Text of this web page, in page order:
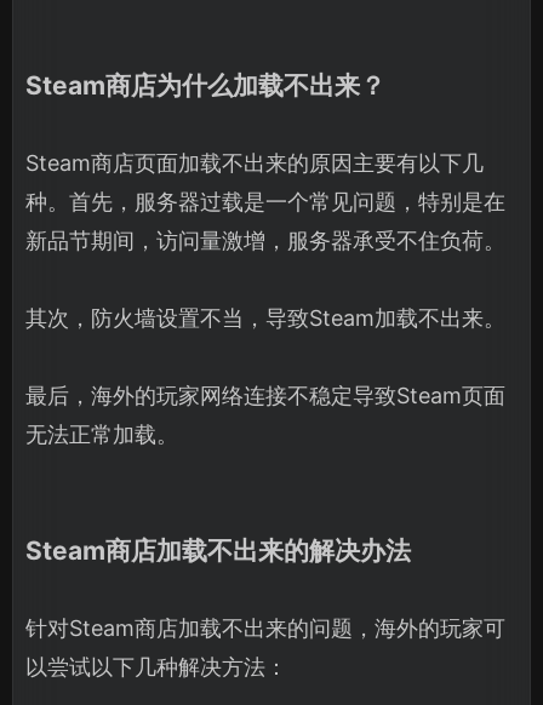
Steam商店为什么加载不出来？
Steam商店页面加载不出来的原因主要有以下几
种。首先，服务器过载是一个常见问题，特别是在
新品节期间，访问量激增，服务器承受不住负荷。
其次，防火墙设置不当，导致Steam加载不出来。
最后，海外的玩家网络连接不稳定导致Steam页面
无法正常加载。
Steam商店加载不出来的解决办法
针对Steam商店加载不出来的问题，海外的玩家可
以尝试以下几种解决方法：